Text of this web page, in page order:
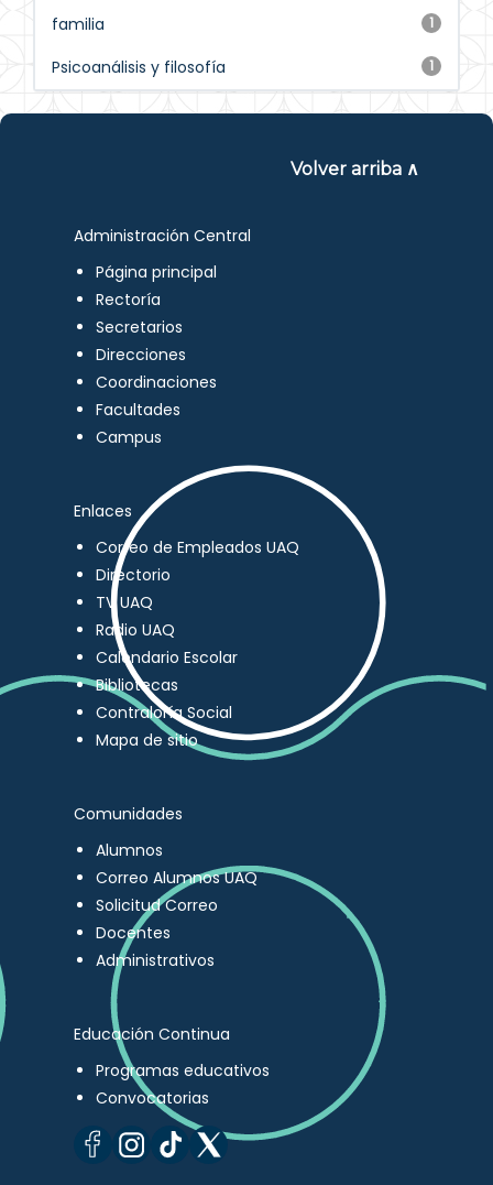
1
familia
1
Psicoanálisis y filosofía
Volver arriba ∧
Administración Central
Página principal
Rectoría
Secretarios
Direcciones
Coordinaciones
Facultades
Campus
Enlaces
Correo de Empleados UAQ
Directorio
TV UAQ
Radio UAQ
Calendario Escolar
Bibliotecas
Contraloría Social
Mapa de sitio
Comunidades
Alumnos
Correo Alumnos UAQ
Solicitud Correo
Docentes
Administrativos
Educación Continua
Programas educativos
Convocatorias